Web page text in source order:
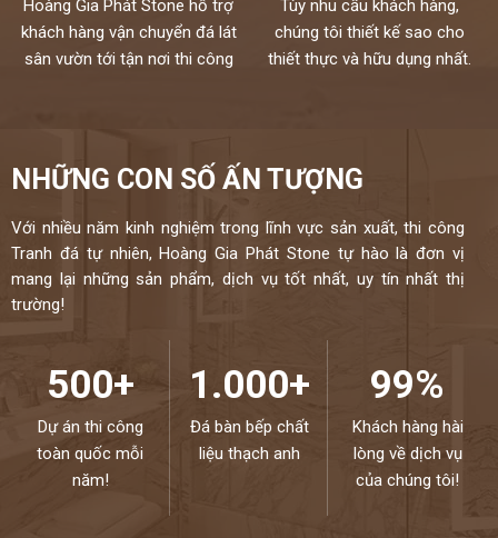
Hoàng Gia Phát Stone hỗ trợ
khách hàng vận chuyển đá lát
sân vườn tới tận nơi thi công
Tùy nhu cầu khách hàng,
chúng tôi thiết kế sao cho
thiết thực và hữu dụng nhất.
NHỮNG CON SỐ ẤN TƯỢNG
Với nhiều năm kinh nghiệm trong lĩnh vực sản xuất, thi công
Tranh đá tự nhiên, Hoàng Gia Phát Stone tự hào là đơn vị
mang lại những sản phẩm, dịch vụ tốt nhất, uy tín nhất thị
trường!
500+
Dự án thi công
toàn quốc mỗi
năm!
1.000+
Đá bàn bếp chất
liệu thạch anh
99%
Khách hàng hài
lòng về dịch vụ
của chúng tôi!